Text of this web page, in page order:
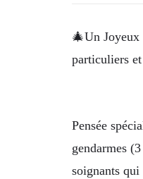
🎄Un Joyeux
particuliers
Pensée
gendarmes
soignants